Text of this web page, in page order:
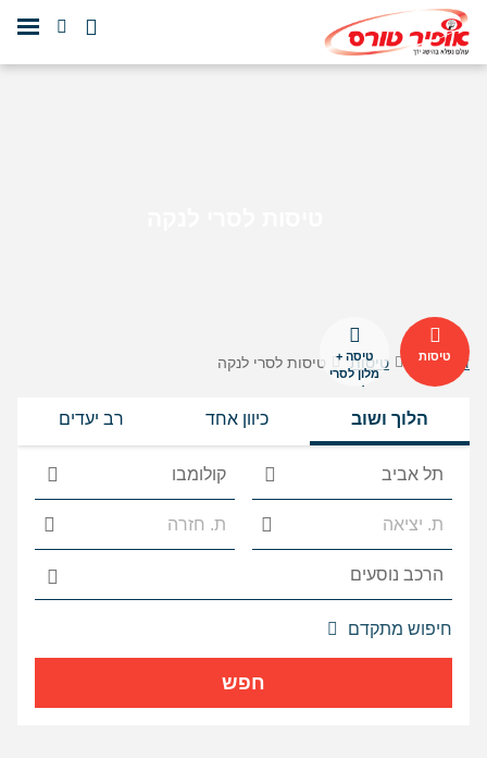
דף הבית טיסות טיסות לסרי לנקה טיסות
טיסה +
מלון לסרי
לנקה
הלוך ושוב כיוון אחד רב יעדים
חפש
חיפוש מתקדם
אפשרויות
הנוספות